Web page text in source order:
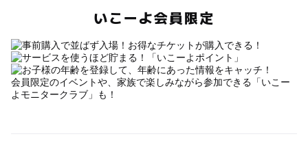
いこーよ会員限定
会員限定のイベントや、家族で楽しみながら参加できる「いこー
よモニタークラブ」も！